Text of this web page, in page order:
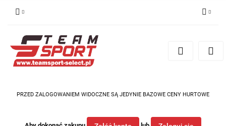
Zarejestruj się
PRZED ZALOGOWANIEM WIDOCZNE SĄ JEDYNIE BAZOWE CENY HURTOWE